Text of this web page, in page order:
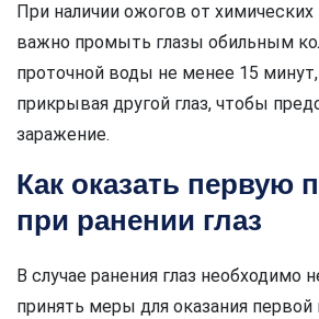
При наличии ожогов от
важно промыть глазы обильным
проточной воды не менее 15
прикрывая другой глаз, чтобы
заражение.
Как оказать первую
при ранении глаз
В случае ранения глаз необходимо
принять меры для оказания